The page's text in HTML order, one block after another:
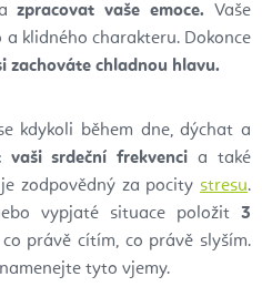
azpracovat vaše emoce. Vaše
klidného charakteru. Dokonce
zachováte chladnou hlavu.
kdykoli během dne, dýchat a
vaši srdeční frekvenci a také
zodpovědný za pocity stresu.
vypjaté situace položit 3
právě cítím, co právě slyším.
tyto vjemy.